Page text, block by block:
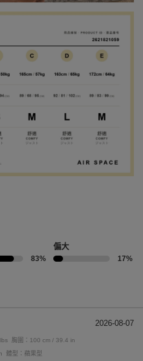
83%
偏大
17%
2026-08-07
胸圍：100 cm / 39.4 in
體型：蘋果型